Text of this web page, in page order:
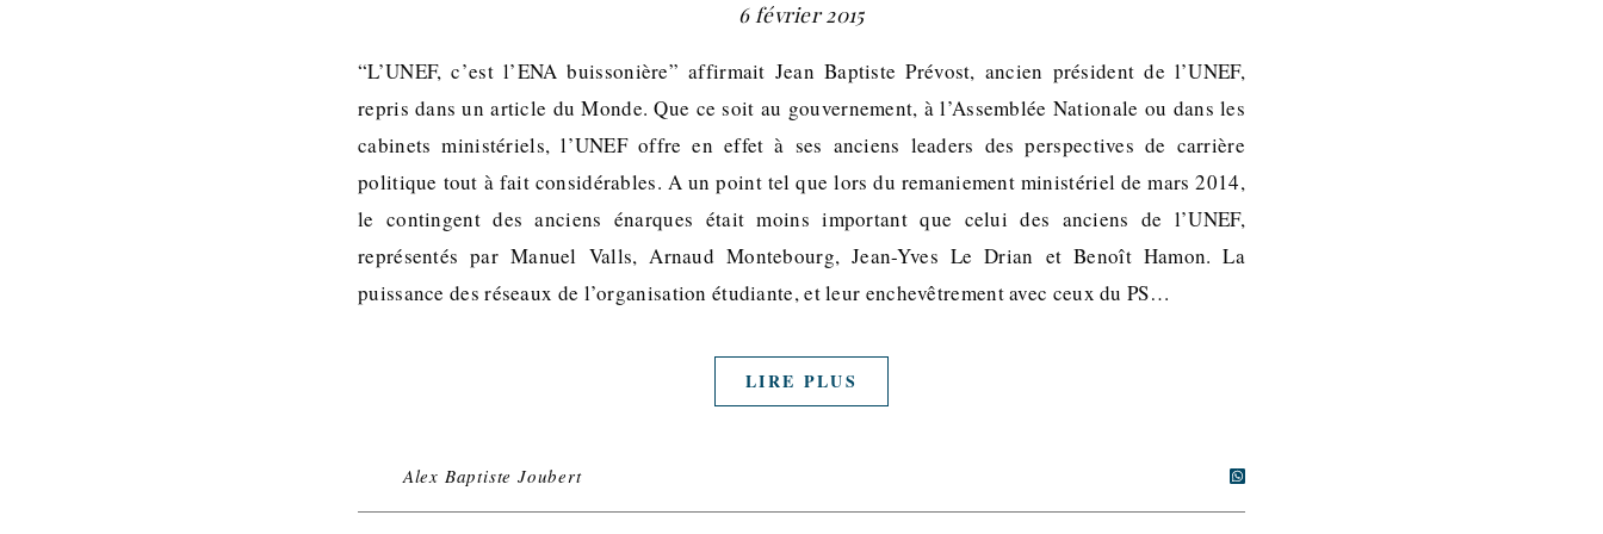
6 février 2015
“L’UNEF, c’est l’ENA buissonière” affirmait Jean Baptiste Prévost, ancien président de l’UNEF,
repris dans un article du Monde. Que ce soit au gouvernement, à l’Assemblée Nationale ou dans les
cabinets ministériels, l’UNEF offre en effet à ses anciens leaders des perspectives de carrière
politique tout à fait considérables. A un point tel que lors du remaniement ministériel de mars 2014,
le contingent des anciens énarques était moins important que celui des anciens de l’UNEF,
représentés par Manuel Valls, Arnaud Montebourg, Jean-Yves Le Drian et Benoît Hamon. La
puissance des réseaux de l’organisation étudiante, et leur enchevêtrement avec ceux du PS…
LIRE PLUS
Alex Baptiste Joubert